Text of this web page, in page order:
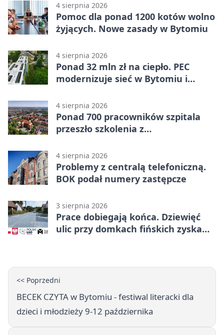
4 sierpnia 2026
Pomoc dla ponad 1200 kotów wolno
żyjących. Nowe zasady w Bytomiu
4 sierpnia 2026
Ponad 32 mln zł na ciepło. PEC
modernizuje sieć w Bytomiu i
4 sierpnia 2026
Ponad 700 pracowników szpitala
przeszło szkolenia z
4 sierpnia 2026
Problemy z centralą telefoniczną.
BOK podał numery zastępcze
3 sierpnia 2026
Prace dobiegają końca. Dziewięć
ulic przy domkach fińskich zyska
<< Poprzedni
BECEK CZYTA w Bytomiu - festiwal literacki dla
dzieci i młodzieży 9-12 października